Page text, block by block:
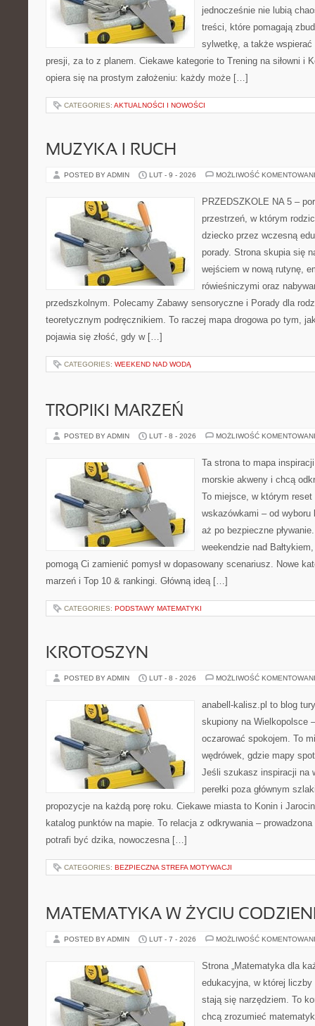
jednocześnie nie lubią
treści, które pomagają
sylwetkę, a także
presji, za to z planem. Ciekawe kategorie to Trening na siłowni i
opiera się na prostym założeniu: każdy może […]
CATEGORIES: AKTUALNOŚCI I NOWOŚCI
MUZYKA I RUCH
POSTED BY ADMIN LUT - 9 - 2026 MOŻLIWOŚĆ
PRZEDSZKOLE NA 5 –
przestrzeń, w którym
dziecko przez wczesną
porady. Strona skupia się
wejściem w nową rutynę,
rówieśniczymi oraz
przedszkolnym. Polecamy Zabawy sensoryczne i Porady dla
teoretycznym podręcznikiem. To raczej mapa drogowa po tym,
pojawia się złość, gdy w […]
CATEGORIES: WEEKEND NAD WODĄ
TROPIKI MARZEŃ
POSTED BY ADMIN LUT - 8 - 2026 MOŻLIWOŚĆ
Ta strona to mapa
morskie akweny i chcą
To miejsce, w którym
wskazówkami – od wyboru
aż po bezpieczne
weekendzie nad
pomogą Ci zamienić pomysł w dopasowany scenariusz. Nowe
marzeń i Top 10 & rankingi. Główną ideą […]
CATEGORIES: PODSTAWY MATEMATYKI
KROTOSZYN
POSTED BY ADMIN LUT - 8 - 2026 MOŻLIWOŚĆ
anabell-kalisz.pl to blog
skupiony na Wielkopolsce
oczarować spokojem. To
wędrówek, gdzie mapy
Jeśli szukasz inspiracji na
perełki poza głównym
propozycje na każdą porę roku. Ciekawe miasta to Konin i
katalog punktów na mapie. To relacja z odkrywania –
potrafi być dzika, nowoczesna […]
CATEGORIES: BEZPIECZNA STREFA MOTYWACJI
MATEMATYKA W ŻYCIU
POSTED BY ADMIN LUT - 7 - 2026 MOŻLIWOŚĆ
Strona „Matematyka dla
edukacyjna, w której
stają się narzędziem. To
chcą zrozumieć